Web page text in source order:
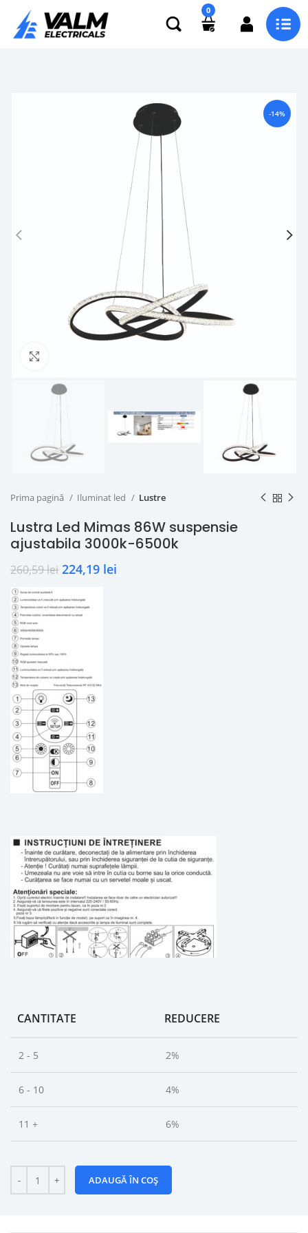
0
-14%
Prima pagină Iluminat led Lustre
Lustra Led Mimas 86W suspensie
ajustabila 3000k-6500k
260,59lei 224,19 lei
CANTITATE REDUCERE
2 - 5 2%
6 - 10 4%
11 + 6%
ADAUGĂ ÎN COȘ